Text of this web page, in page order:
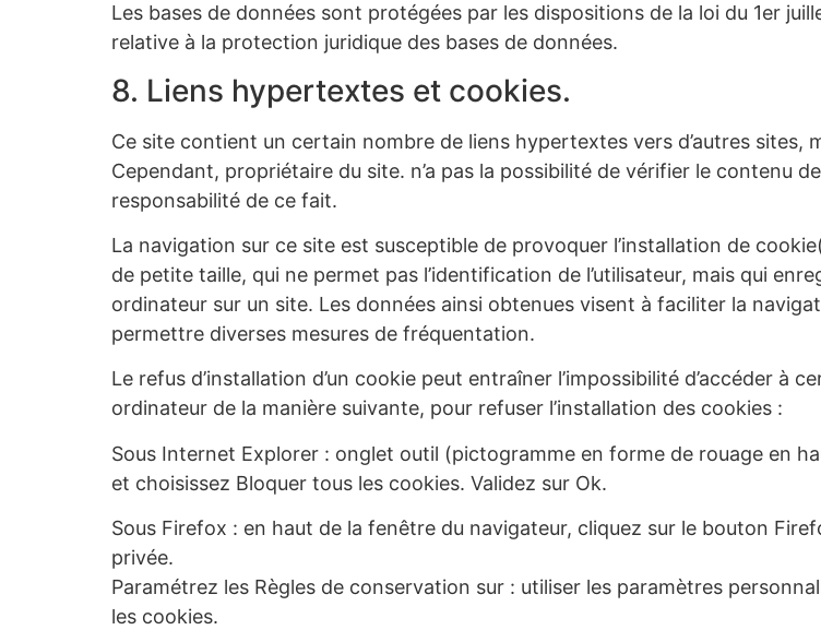
Les bases de données sont protégées par les dispositions de la loi du 1er
relative à la protection juridique des bases de données.
8. Liens hypertextes et cookies.
Ce site contient un certain nombre de liens hypertextes vers d’autres sites,
Cependant, propriétaire du site. n’a pas la possibilité de vérifier le contenu
responsabilité de ce fait.
La navigation sur ce site est susceptible de provoquer l’installation de
de petite taille, qui ne permet pas l’identification de l’utilisateur, mais qui
ordinateur sur un site. Les données ainsi obtenues visent à faciliter la
permettre diverses mesures de fréquentation.
Le refus d’installation d’un cookie peut entraîner l’impossibilité d’accéder à
ordinateur de la manière suivante, pour refuser l’installation des cookies :
Sous Internet Explorer : onglet outil (pictogramme en forme de rouage en
et choisissez Bloquer tous les cookies. Validez sur Ok.
Sous Firefox : en haut de la fenêtre du navigateur, cliquez sur le bouton
privée.
Paramétrez les Règles de conservation sur : utiliser les paramètres
les cookies.